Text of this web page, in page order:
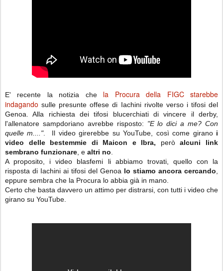
E' recente la notizia che la Procura della FIGC starebbe
indagando sulle presunte offese di Iachini rivolte verso i tifosi del
Genoa. Alla richiesta dei tifosi blucerchiati di vincere il derby,
l'allenatore sampdoriano avrebbe risposto: "E lo dici a me? Con
quelle m....". Il video girerebbe su YouTube, così come giranoi
video delle bestemmie di Maicon e Ibra, peròalcuni link
sembrano funzionare , e altri no
A proposito, i video blasfemi li abbiamo trovati, quello con la
risposta di Iachini ai tifosi del Genoa lo stiamo ancora cercando
eppure sembra che la Procura lo abbia già in mano.
Certo che basta davvero un attimo per distrarsi, con tutti i video che
girano su YouTube.